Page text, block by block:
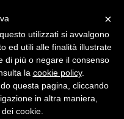
×
utilizzati si avvalgono
ed utili alle finalità illustrate
di più o negare il consenso
la cookie policy.
questa pagina, cliccando
in altra maniera,
cookie.